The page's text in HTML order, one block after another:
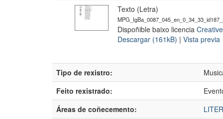
Texto (Letra)
Dispoñible baixo licencia
Descargar (161kB) | Vista previa
Tipo de rexistro:
Feito rexistrado:
Áreas de coñecemento: